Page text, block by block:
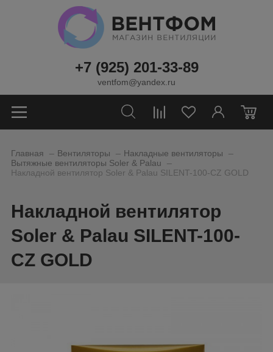
+7 (925) 201-33-89
ventfom@yandex.ru
0
Главная Вентиляторы Накладные вентиляторы
Вытяжные вентиляторы Soler & Palau _
Накладной вентилятор Soler & Palau SILENT-100-CZ GOLD
Накладной вентилятор
Soler & Palau SILENT-100-
CZ GOLD